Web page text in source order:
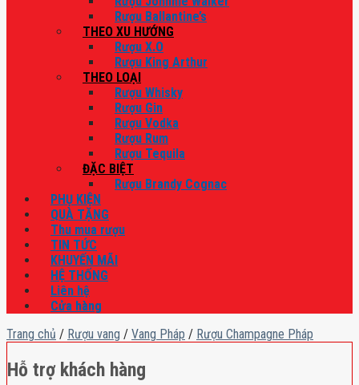
Rượu Ballantine’s
THEO XU HƯỚNG
Rượu X.O
Rượu King Arthur
THEO LOẠI
Rượu Whisky
Rượu Gin
Rượu Vodka
Rượu Rum
Rượu Tequila
ĐẶC BIỆT
Rượu Brandy Cognac
PHỤ KIỆN
QUÀ TẶNG
Thu mua rượu
TIN TỨC
KHUYẾN MÃI
HỆ THỐNG
Liên hệ
Cửa hàng
Trang chủ / Rượu vang / Vang Pháp / Rượu Champagne Pháp
Hỗ trợ khách hàng